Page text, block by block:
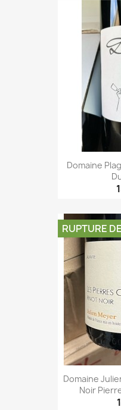
Domaine
Domaine
Noir
RUPTURE